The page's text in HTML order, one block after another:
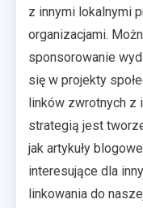
z innymi lokalnymi
organizacjami.
sponsorowanie
się w projekty
linków zwrotnych z
strategią jest
jak artykuły
interesujące dla
linkowania do